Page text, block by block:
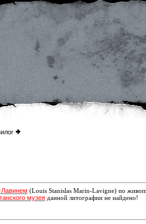
(Louis Stanislas Marin-Lavigne) по
музея данной литографии не найдено!